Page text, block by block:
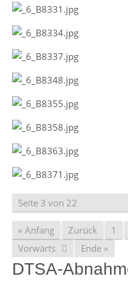
Seite 3 von 22
« Anfang Zurück 1
Vorwärts
Ende »
DTSA-